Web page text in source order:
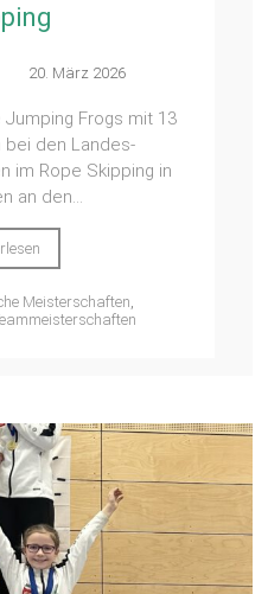
20. März 2026
Jumping Frogs mit 13
bei den Landes-
im Rope Skipping in
an den...
Meisterschaften